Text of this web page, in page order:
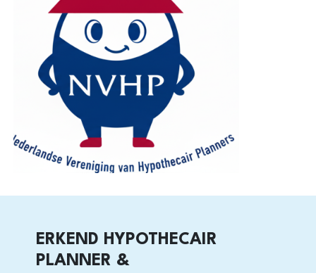
ERKEND HYPOTHECAIR
PLANNER &